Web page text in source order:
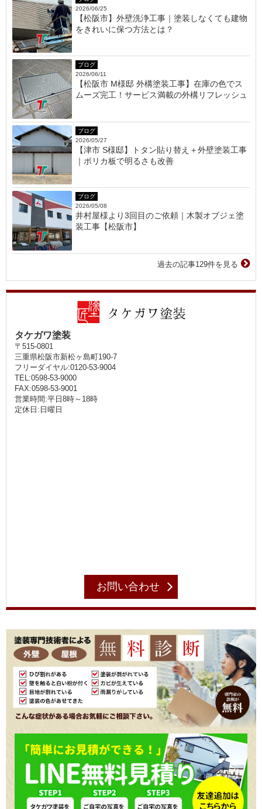
2026/06/25
【松阪市】外壁洗浄工事｜塗装しなくても建物
をきれいに保つ方法とは？
ブログ
2026/06/11
【松阪市 M様邸 外構塗装工事】在庫の色でス
ムーズ完工！サービス満載の外構リフレッシュ
ブログ
2026/05/27
【津市 S様邸】トタン貼り替え＋外壁塗装工事
｜ポリカ板で明るさも改善
ブログ
2026/05/08
井村屋様より3回目のご依頼｜木製オブジェ塗
装工事【松阪市】
過去の記事129件を見る
タケガワ塗装
〒515-0801
三重県松阪市新松ヶ島町190-7
フリーダイヤル:0120-53-9004
TEL:0598-53-9000
FAX:0598-53-9001
営業時間:平日8時～18時
定休日:日曜日
お問い合わせ